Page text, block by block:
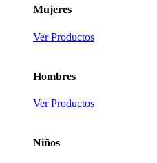
Mujeres
Ver Productos
Hombres
Ver Productos
Niños